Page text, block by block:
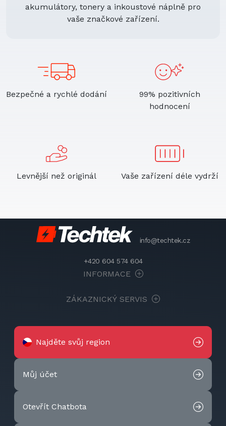
akumulátory, tonery a inkoustové náplně pro
vaše značkové zařízení.
Bezpečné a rychlé dodání
99% pozitivních
hodnocení
Levnější než originál Vaše zařízení déle vydrží
info@techtek.cz
+420 604 574 604
INFORMACE
ZÁKAZNICKÝ SERVIS
Najděte svůj region
Můj účet
Otevřít Chatbota